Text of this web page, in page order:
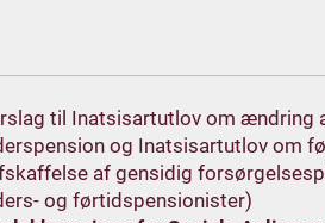
til Inatsisartutlov om ændring
og Inatsisartutlov om
af gensidig
og førtidspensionister)